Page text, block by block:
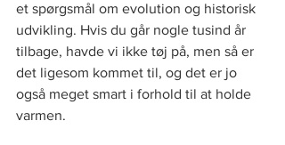
et spørgsmål om evolution og historisk
udvikling. Hvis du går nogle tusind år
tilbage, havde vi ikke tøj på, men så er
det ligesom kommet til, og det er jo
også meget smart i forhold til at holde
varmen.